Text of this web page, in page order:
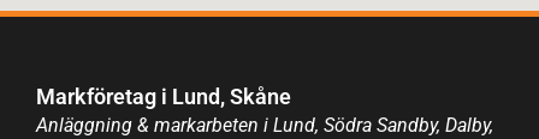
Markföretag i Lund, Skåne
Anläggning & markarbeten i Lund, Södra Sandby, Dalby,